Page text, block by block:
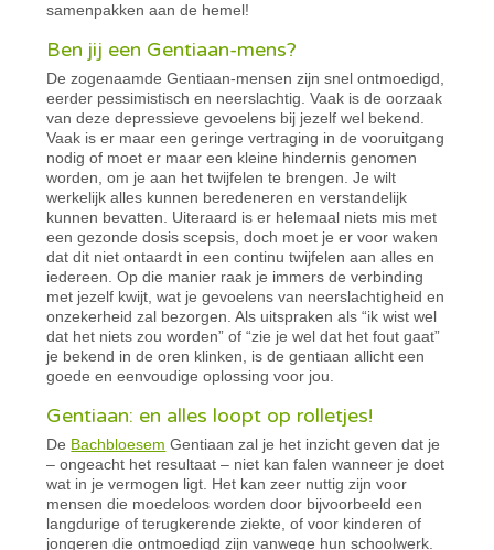
samenpakken aan de hemel!
Ben jij een Gentiaan-mens?
De zogenaamde Gentiaan-mensen zijn snel ontmoedigd,
eerder pessimistisch en neerslachtig. Vaak is de oorzaak
van deze depressieve gevoelens bij jezelf wel bekend.
Vaak is er maar een geringe vertraging in de vooruitgang
nodig of moet er maar een kleine hindernis genomen
worden, om je aan het twijfelen te brengen. Je wilt
werkelijk alles kunnen beredeneren en verstandelijk
kunnen bevatten. Uiteraard is er helemaal niets mis met
een gezonde dosis scepsis, doch moet je er voor waken
dat dit niet ontaardt in een continu twijfelen aan alles en
iedereen. Op die manier raak je immers de verbinding
met jezelf kwijt, wat je gevoelens van neerslachtigheid en
onzekerheid zal bezorgen. Als uitspraken als “ik wist wel
dat het niets zou worden” of “zie je wel dat het fout gaat”
je bekend in de oren klinken, is de gentiaan allicht een
goede en eenvoudige oplossing voor jou.
Gentiaan: en alles loopt op rolletjes!
De Bachbloesem Gentiaan zal je het inzicht geven dat je
– ongeacht het resultaat – niet kan falen wanneer je doet
wat in je vermogen ligt. Het kan zeer nuttig zijn voor
mensen die moedeloos worden door bijvoorbeeld een
langdurige of terugkerende ziekte, of voor kinderen of
jongeren die ontmoedigd zijn vanwege hun schoolwerk.